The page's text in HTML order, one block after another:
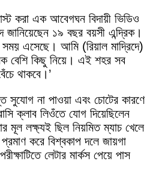
করা এক আবেগঘন বিদায়ী ভিডিও
জানিয়েছেন ১৯ বছর বয়সী এন্দ্রিক।
সময় এসেছে। আমি (রিয়াল মাদ্রিদে)
বেশি কিছু নিয়ে। এই শহর সব
থাকবে।’
সুযোগ না পাওয়া এবং চোটের কারণে
ক্লাব লিওঁতে যোগ দিয়েছিলেন
মূল লক্ষ্যই ছিল নিয়মিত ম্যাচ খেলে
করে বিশ্বকাপ দলে জায়গা
লেটার মার্কস পেয়ে পাস